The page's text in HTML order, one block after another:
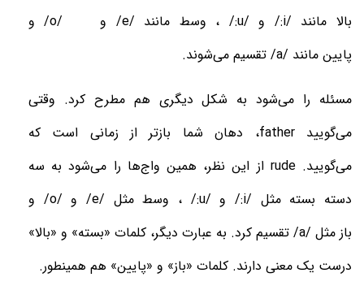
بالا مانند /:i/ و /:u/ ، وسط مانند /e/ و /o/ و
پایین مانند /a/ تقسیم می‌شوند.
مسئله را می‌شود به شکل دیگری هم مطرح کرد. وقتی
می‌گوییدfather، دهان شما بازتر از زمانی است که
می‌گوییدrude .از این نظر، همین واج‌ها را می‌شود به سه
دسته بسته مثل /:i/ و /:u/ ، وسط مثل /e/ و /o/ و
باز مثل /a/ تقسیم کرد. به عبارت دیگر، کلمات «بسته» و «بالا»
درست یک معنی دارند. کلمات «باز» و «پایین» هم همینطور.